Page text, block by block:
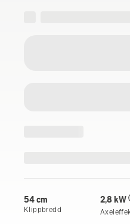
54 cm
Klippbredd
2,8 kW